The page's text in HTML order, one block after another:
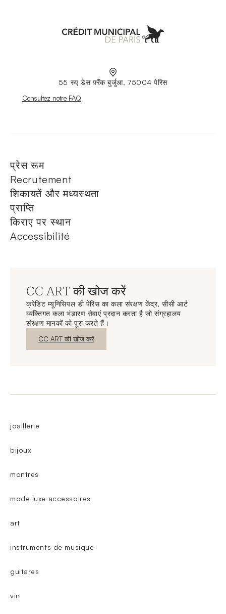
55 रुए डेस फ़्रैंक बुर्जुआ, 75004 पेरिस
Nouvelle fenêtre
Consultez notre FAQ
प्रेस रूम
Recrutement
शिकायतें और मध्यस्थता
प्राप्ति
किराए पर स्थान
Accessibilité
CC ART की खोज करें
क्रेडिट म्यूनिसिपल डी पेरिस का कला संरक्षण केंद्र, सीसी आर्ट
व्यक्तिगत कला भंडारण सेवाएं प्रदान करता है जो संग्रहालय
संरक्षण मानकों को पूरा करते हैं।
नई विंडो
CC ART की खोज करें
joaillerie
bijoux
montres
mode luxe accessoires
art
instruments de musique
guitares
vin